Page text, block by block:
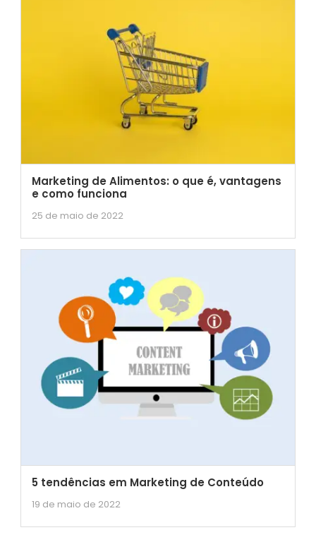
Marketing de Alimentos: o que é, vantagens
e como funciona
25 de maio de 2022
5 tendências em Marketing de Conteúdo
19 de maio de 2022